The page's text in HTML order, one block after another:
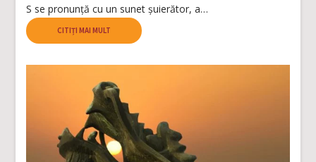
S se pronunță cu un sunet șuierător, a…
CITIȚI MAI MULT